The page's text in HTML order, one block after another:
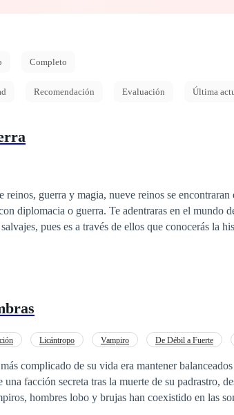
Completo
Recomendación Evaluación Última
reinos, guerra y magia, nueve reinos se
diplomacia o guerra. Te adentraras en el mundo
pues es a través de ellos que conocerás la
Licántropo Vampiro De Débil a Fuerte
complicado de su vida era mantener
una facción secreta tras la muerte de su padrastro,
hombres lobo y brujas han coexistido en las sombras